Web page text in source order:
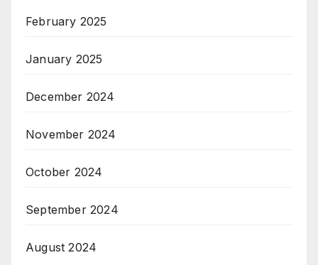
February 2025
January 2025
December 2024
November 2024
October 2024
September 2024
August 2024